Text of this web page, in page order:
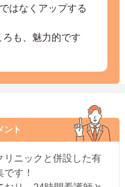
はなくアップする
も、魅力的です
ント
リニックと併設した有
す！